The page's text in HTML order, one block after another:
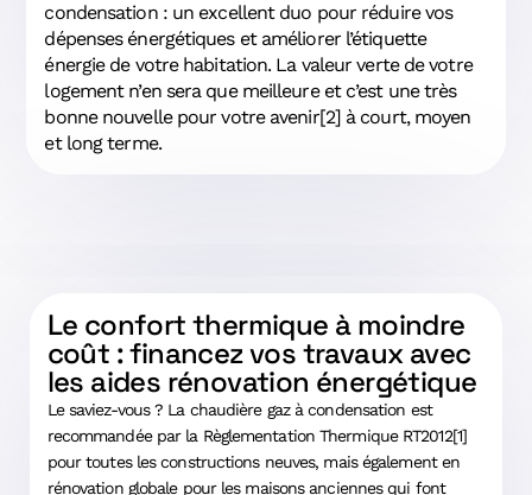
condensation : un excellent duo pour réduire vos
dépenses énergétiques et améliorer l’étiquette
énergie de votre habitation. La valeur verte de votre
logement n’en sera que meilleure et c’est une très
bonne nouvelle pour votre avenir[2] à court, moyen
et long terme.
Le confort thermique à moindre
coût : financez vos travaux avec
les aides rénovation énergétique
Le saviez-vous ? La chaudière gaz à condensation est
recommandée par la Règlementation Thermique RT2012[1]
pour toutes les constructions neuves, mais également en
rénovation globale pour les maisons anciennes qui font